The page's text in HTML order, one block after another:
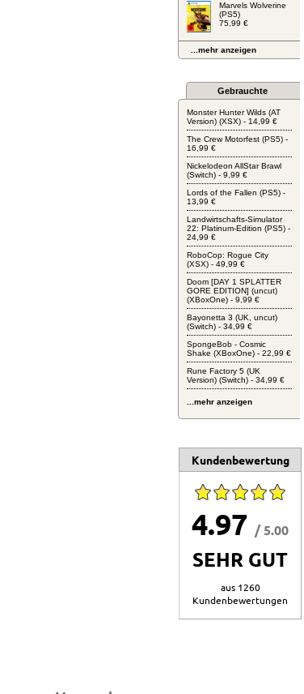
Marvels Wolverine
(PS5)
75,99 €
...mehr anzeigen
Gebrauchte
Monster Hunter Wilds (AT
Version) (XSX) - 14,99 €
The Crew Motorfest (PS5) -
16,99 €
Nickelodeon AllStar Brawl
(Switch) - 9,99 €
Lords of the Fallen (PS5) -
13,99 €
Landwirtschafts-Simulator
22: Platinum-Edition (PS5) -
24,99 €
RoboCop: Rogue City
(XSX) - 49,99 €
Doom [DAY 1 SPLATTER
GORE EDITION] (uncut)
(XBoxOne) - 9,99 €
Bayonetta 3 (UK, uncut)
(Switch) - 34,99 €
SpongeBob - Cosmic
Shake (XBoxOne) - 22,99 €
Rune Factory 5 (UK
Version) (Switch) - 34,99 €
...mehr anzeigen
Kundenbewertung
4.97 / 5.00
SEHR GUT
aus 1260
Kundenbewertungen